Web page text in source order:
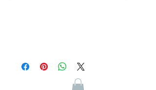
Machine wash gentle cycle at 30